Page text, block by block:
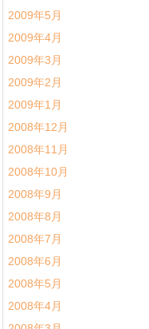
2009年5月
2009年4月
2009年3月
2009年2月
2009年1月
2008年12月
2008年11月
2008年10月
2008年9月
2008年8月
2008年7月
2008年6月
2008年5月
2008年4月